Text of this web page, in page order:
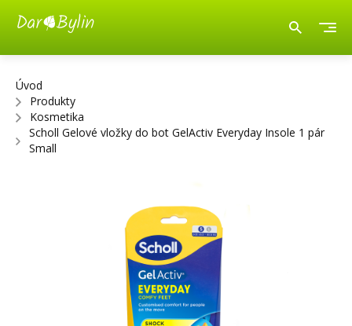
Úvod
Produkty
Kosmetika
Scholl Gelové vložky do bot GelActiv Everyday Insole 1 pár
Small